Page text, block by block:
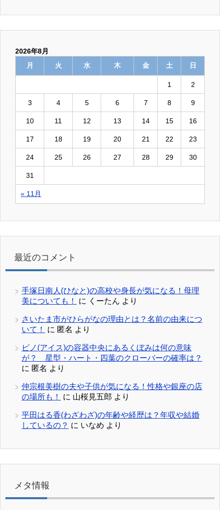
2026年8月
月
火 水 木 金 土 日
« 11月
1 2
3 4 5 6 7 8 9
10 11 12 13 14 15 16
17 18 19 20 21 22 23
24 25 26 27 28 29 30
31
最近のコメント
手塚日南人(ひなと)の高校や身長が気になる！母理
美についても！
に くーたん より
さいたま市がひらがなの理由とは？名前の由来につ
いて！
に 匿名 より
ピノ(アイス)の容器中央にあるくぼみは何の意味
が？ 星型・ハート・四葉のクローバーの確率は？
に 匿名 より
仲宗根美樹の夫や子供が気になる！性格や銀座の店
の場所も！
に 山桜見五郎 より
平田はる香(わざわざ)の年齢や経歴は？年収や結婚
しているの？ に いなめ より
メタ情報